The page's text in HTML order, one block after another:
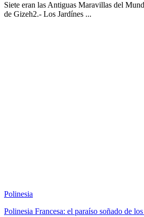
Siete eran las Antiguas Maravillas del
de Gizeh2.- Los Jardínes ...
Polinesia
Polinesia Francesa: el paraíso soñado de